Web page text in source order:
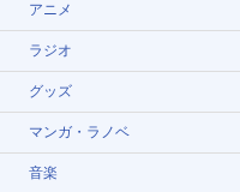
アニメ
ラジオ
グッズ
マンガ・ラノベ
音楽